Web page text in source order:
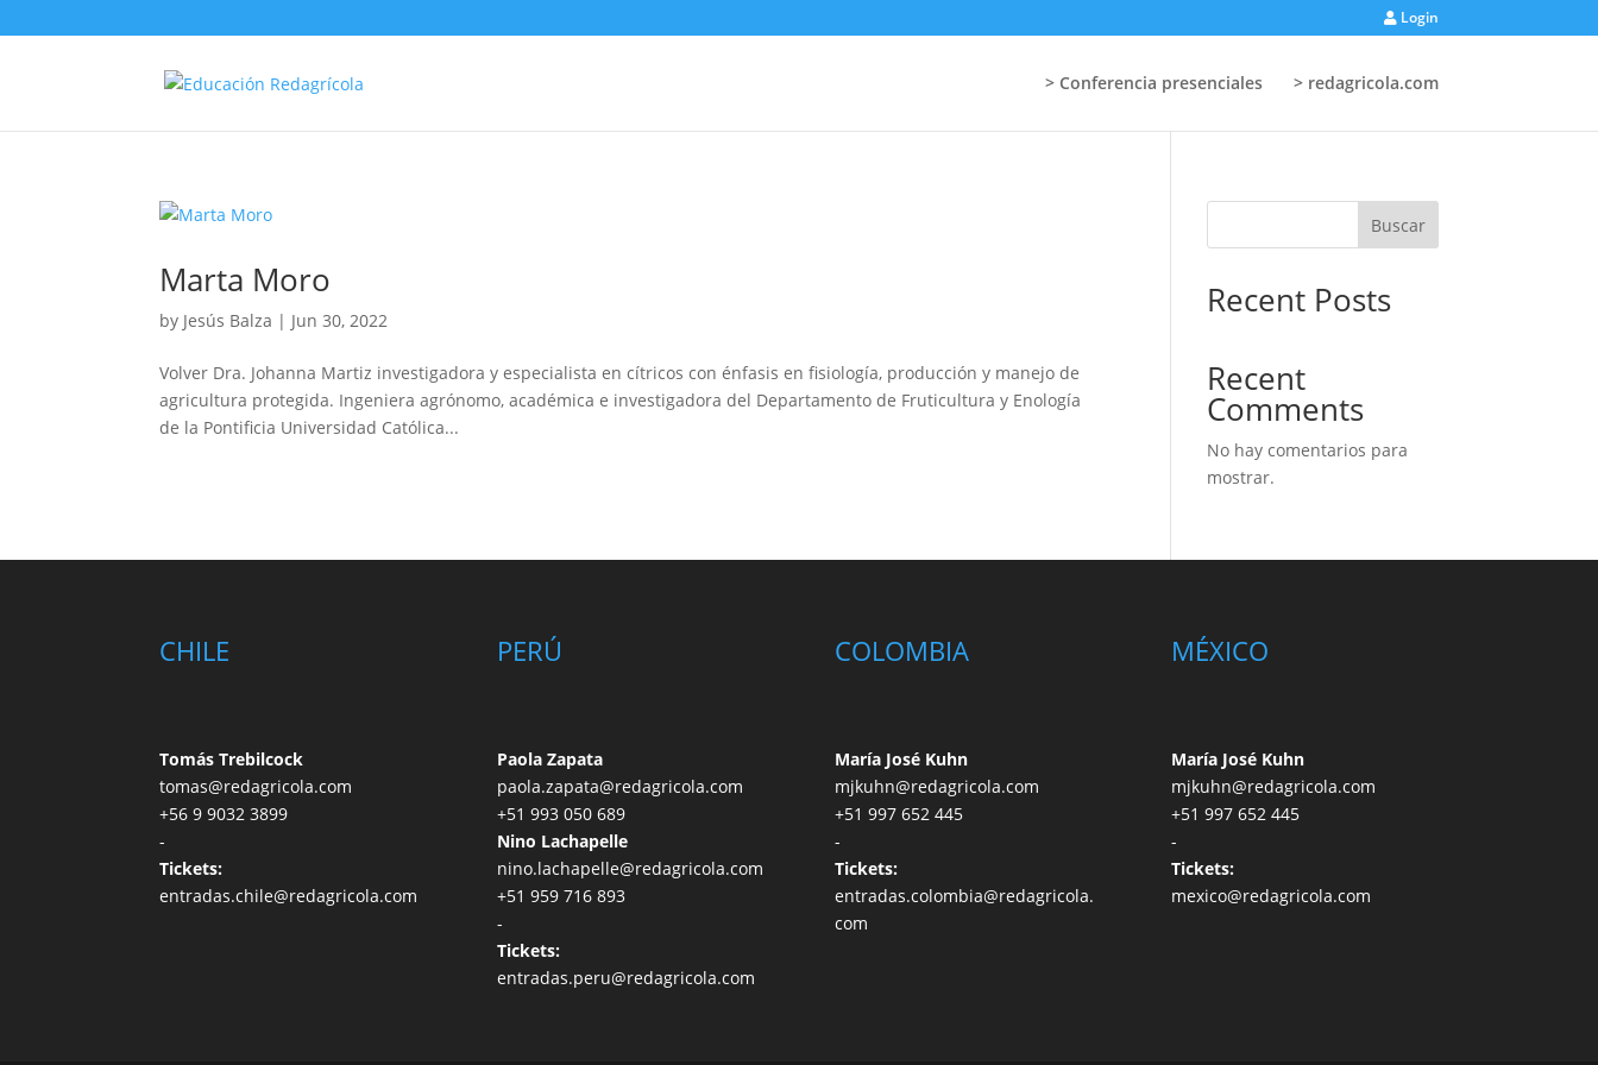
Login
> Conferencia presenciales > redagricola.com
Marta Moro
by Jesús Balza | Jun 30, 2022
Volver Dra. Johanna Martiz investigadora y especialista en cítricos con énfasis en fisiología, producción y manejo de
agricultura protegida. Ingeniera agrónomo, académica e investigadora del Departamento de Fruticultura y Enología
de la Pontificia Universidad Católica...
Buscar
Recent Posts
Recent
Comments
No hay comentarios para
mostrar.
CHILE
Tomás Trebilcock
tomas@redagricola.com
+56 9 9032 3899
-
Tickets:
entradas.chile@redagricola.com
PERÚ
Paola Zapata
paola.zapata@redagricola.com
+51 993 050 689
Nino Lachapelle
nino.lachapelle@redagricola.com
+51 959 716 893
-
Tickets:
entradas.peru@redagricola.com
COLOMBIA
María José Kuhn
mjkuhn@redagricola.com
+51 997 652 445
-
Tickets:
entradas.colombia@redagricola.
com
MÉXICO
María José Kuhn
mjkuhn@redagricola.com
+51 997 652 445
-
Tickets:
mexico@redagricola.com